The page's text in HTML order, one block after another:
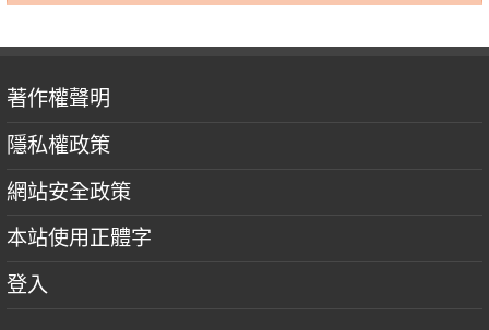
著作權聲明
隱私權政策
網站安全政策
本站使用正體字
登入